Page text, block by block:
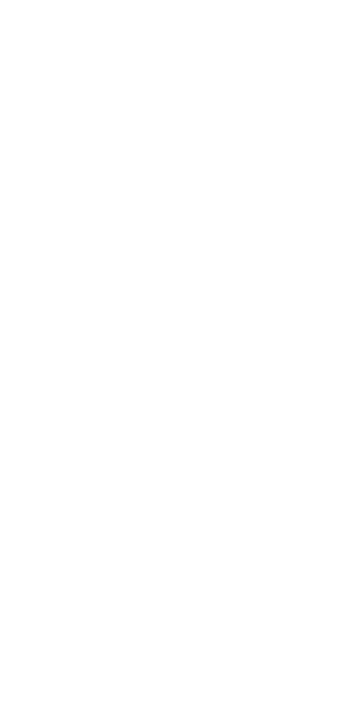
En concreto, se da por
cuantías procedentes de la
madre, desde su
abril de 2019, no comunicó a
su antojo las sumas
corriente abierta desde antes
fallecida y en la que ella se
No consta que la acusada
utilizando el documento
aprovechando la falta de celo
Con la conducta omisiva de la
incumplimiento de los
perceptora de la pensión», se
cantidad de 149.328,73
beneficio», si bien la entidad
Además de la pena de